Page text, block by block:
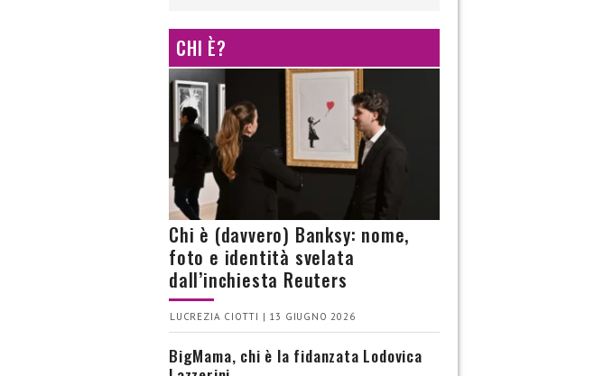
CHI È?
Chi è (davvero) Banksy: nome,
foto e identità svelata
dall’inchiesta Reuters
LUCREZIA CIOTTI | 13 GIUGNO 2026
BigMama, chi è la fidanzata Lodovica